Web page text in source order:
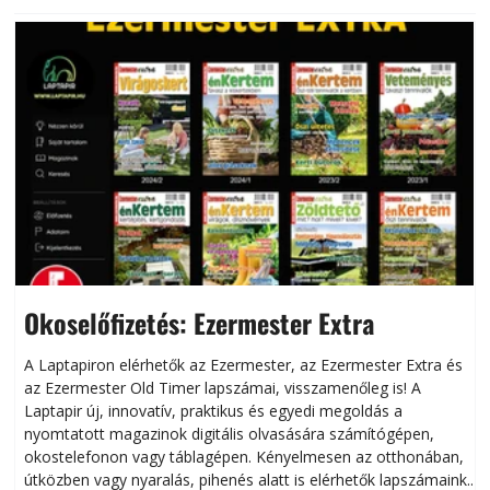
Okoselőfizetés: Ezermester Extra
A Laptapiron elérhetők az Ezermester, az Ezermester Extra és
az Ezermester Old Timer lapszámai, visszamenőleg is! A
Laptapir új, innovatív, praktikus és egyedi megoldás a
nyomtatott magazinok digitális olvasására számítógépen,
okostelefonon vagy táblagépen. Kényelmesen az otthonában,
útközben vagy nyaralás, pihenés alatt is elérhetők lapszámaink.